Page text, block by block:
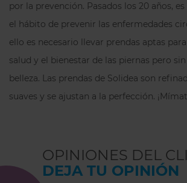
por la prevención. Pasados los 20 años,
el hábito de prevenir las enfermedades
ello es necesario llevar prendas aptas
salud y el bienestar de las piernas pero
belleza. Las prendas de Solidea son
suaves y se ajustan a la perfección.
OPINIONES DEL
DEJA TU OPINIÓN